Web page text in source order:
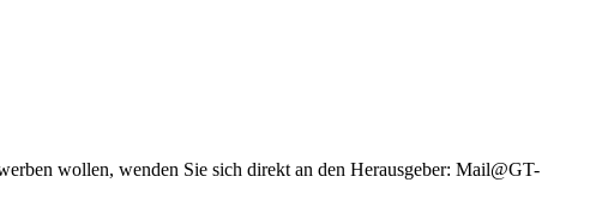
wollen, wenden Sie sich direkt an den Herausgeber: Mail@GT-